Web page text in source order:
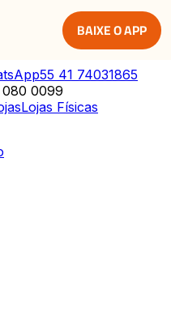
BAIXE O APP
55 41 74031865
0099
Lojas Físicas